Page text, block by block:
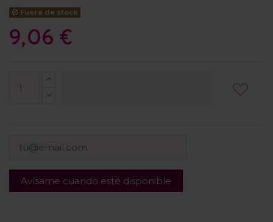
Fuera de stock
9,06 €